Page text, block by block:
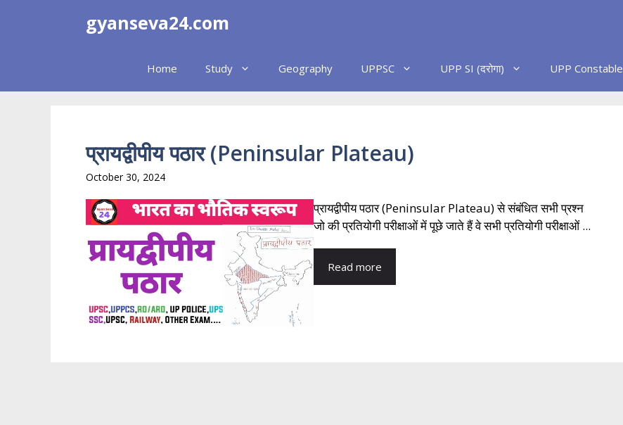
gyanseva24.com
Home Study Geography UPPSC UPP SI (दरोगा) UPP Constable
प्रायद्वीपीय पठार (Peninsular Plateau)
October 30, 2024
प्रायद्वीपीय पठार (Peninsular Plateau) से संबंधित सभी प्रश्न
जो की प्रतियोगी परीक्षाओं में पूछे जाते हैं वे सभी प्रतियोगी परीक्षाओं ...
Read more